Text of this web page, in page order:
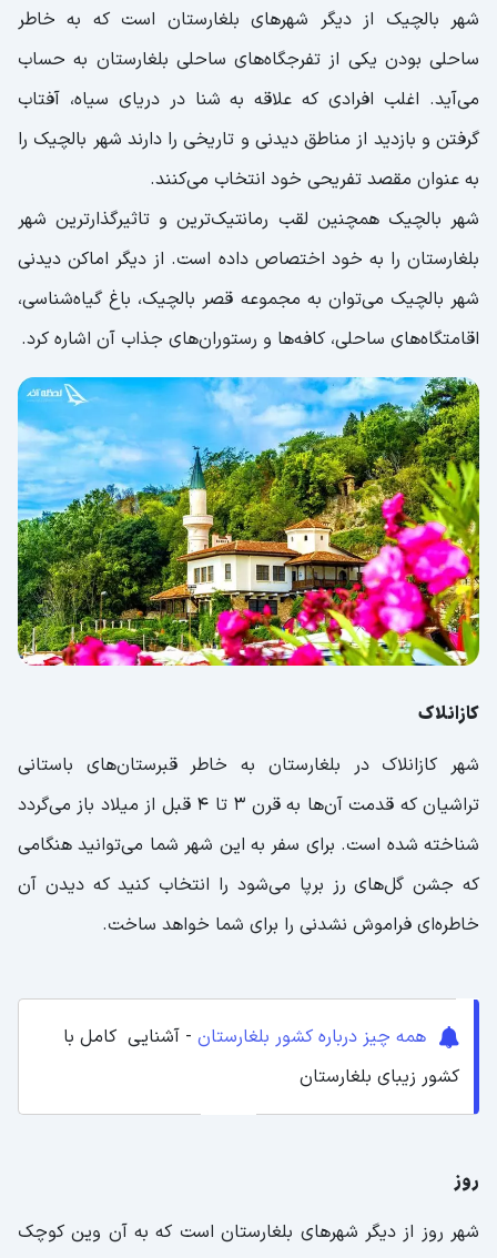
شهر بالچیک از دیگر شهرهای بلغارستان است که به خاطر
ساحلی بودن یکی از تفرجگاه‌های ساحلی بلغارستان به حساب
می‌آید. اغلب افرادی که علاقه به شنا در دریای سیاه، آفتاب
گرفتن و بازدید از مناطق دیدنی و تاریخی را دارند شهر بالچیک را
به عنوان مقصد تفریحی خود انتخاب می‌کنند.
شهر بالچیک همچنین لقب رمانتیک‌ترین و تاثیرگذارترین شهر
بلغارستان را به خود اختصاص داده است. از دیگر اماکن دیدنی
شهر بالچیک می‌توان به مجموعه قصر بالچیک، باغ گیاه‌شناسی،
اقامتگاه‌های ساحلی، کافه‌ها و رستوران‌های جذاب آن اشاره کرد.
کازانلاک
شهر کازانلاک در بلغارستان به خاطر قبرستان‌های باستانی
تراشیان که قدمت آن‌ها به قرن ۳ تا ۴ قبل از میلاد باز می‌گردد
شناخته شده است. برای سفر به این شهر شما می‌توانید هنگامی
که جشن گل‌های رز برپا می‌شود را انتخاب کنید که دیدن آن
خاطره‌ای فراموش نشدنی را برای شما خواهد ساخت‌.
همه چیز درباره کشور بلغارستان - آشنایی کامل با
کشور زیبای بلغارستان
روز
شهر روز از دیگر شهرهای بلغارستان است که به آن وین کوچک